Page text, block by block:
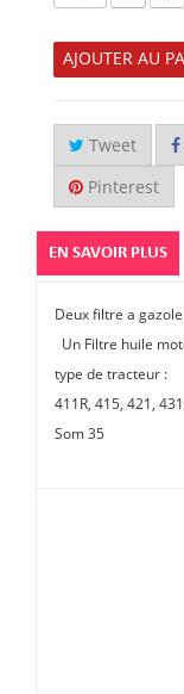
AJOUTER AU
Tweet
Pinterest
EN SAVOIR PLUS
Deux filtre a
Un Filtre huile
type de tracteur :
411R, 415, 421,
Som 35